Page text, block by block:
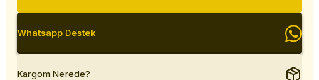
Whatsapp Destek
Kargom Nerede?